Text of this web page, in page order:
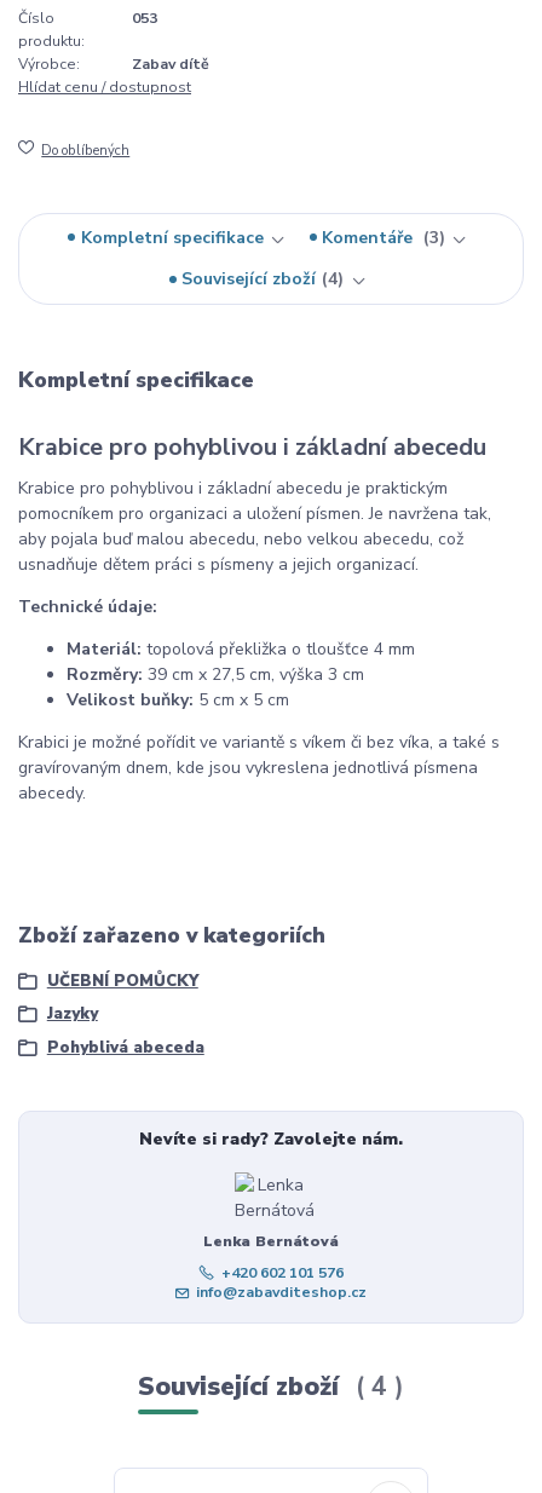
Číslo
produktu:
053
Výrobce:
Zabav dítě
Hlídat cenu / dostupnost
Do oblíbených
Kompletní specifikace Komentáře
3
Související zboží 4
Kompletní specifikace
Krabice pro pohyblivou i základní abecedu
Krabice pro pohyblivou i základní abecedu je praktickým
pomocníkem pro organizaci a uložení písmen. Je navržena tak,
aby pojala buď malou abecedu, nebo velkou abecedu, což
usnadňuje dětem práci s písmeny a jejich organizací.
Technické údaje:
Materiál: topolová překližka o tloušťce 4 mm
Rozměry: 39 cm x 27,5 cm, výška 3 cm
Velikost buňky: 5 cm x 5 cm
Krabici je možné pořídit ve variantě s víkem či bez víka, a také s
gravírovaným dnem, kde jsou vykreslena jednotlivá písmena
abecedy.
Zboží zařazeno v kategoriích
UČEBNÍ POMŮCKY
Jazyky
Pohyblivá abeceda
Nevíte si rady? Zavolejte nám.
Lenka Bernátová
+420 602 101 576
info@zabavditeshop.cz
Související zboží 4